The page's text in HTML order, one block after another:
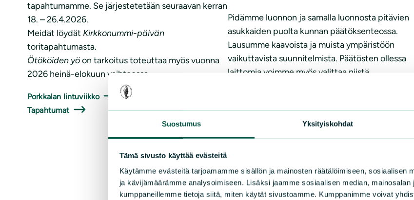
Suostumus Yksityiskohdat
Tämä sivusto käyttää evästeitä
Käytämme evästeitä tarjoamamme sisällön ja mainosten räätälöimiseen, sosiaalisen
ja kävijämäärämme analysoimiseen. Lisäksi jaamme sosiaalisen median, mainosalan
kumppaneillemme tietoja siitä, miten käytät sivustoamme. Kumppanimme voivat
tapahtumamme. Se järjestetetään seuraavan kerran
18. – 26.4.2026.
Meidät löydät Kirkkonummi-päivän
toritapahtumasta.
Ötököiden yöon tarkoitus toteuttaa myös vuonna
2026 heinä-elokuun vaihteessa.
Porkkalan lintuviikko
Tapahtumat
Pidämme luonnon ja samalla luonnosta pitävien
asukkaiden puolta kunnan päätöksenteossa.
Lausumme kaavoista ja muista ympäristöön
vaikuttavista suunnitelmista. Päätösten ollessa
laittomia voimme myös valittaa niistä.